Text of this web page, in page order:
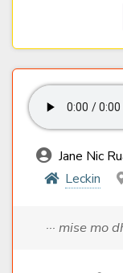
Jane Nic
Leckin
··· mise mo